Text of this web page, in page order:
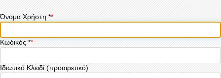
Όνομα Χρήστη *
Κωδικός*
Ιδιωτικό Κλειδί (προαιρετικό)